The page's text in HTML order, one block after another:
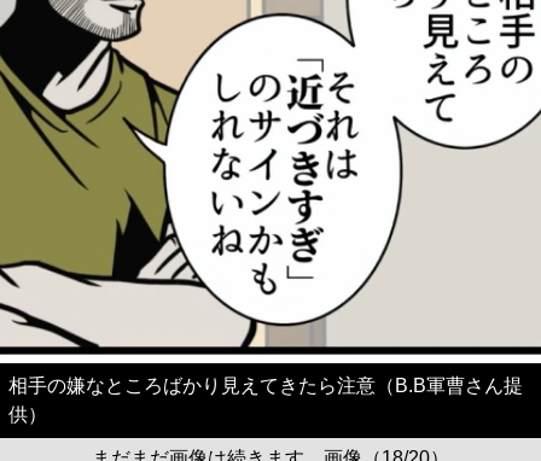
相手の嫌なところばかり見えてきたら注意（B.B軍曹さん提
供）